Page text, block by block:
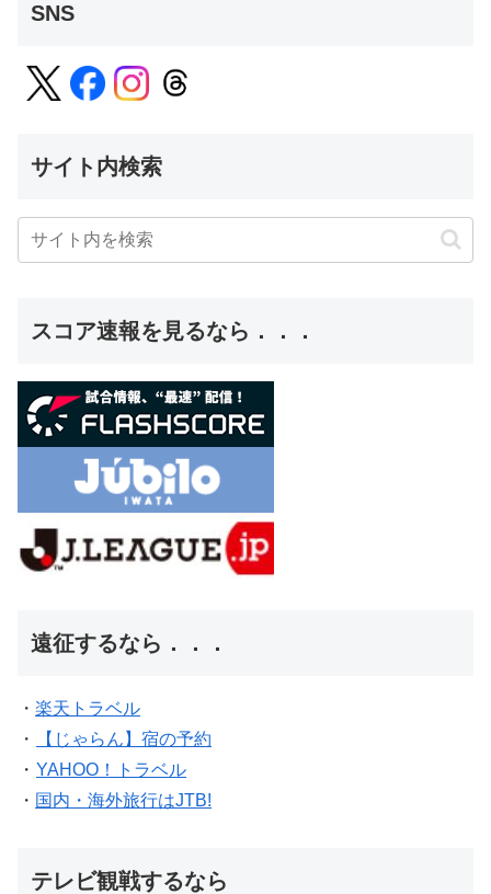
SNS
サイト内検索
スコア速報を見るなら．．．
遠征するなら．．．
・ 楽天トラベル
・
【じゃらん】宿の予約
・ YAHOO！トラベル
・ 国内・海外旅行はJTB!
テレビ観戦するなら